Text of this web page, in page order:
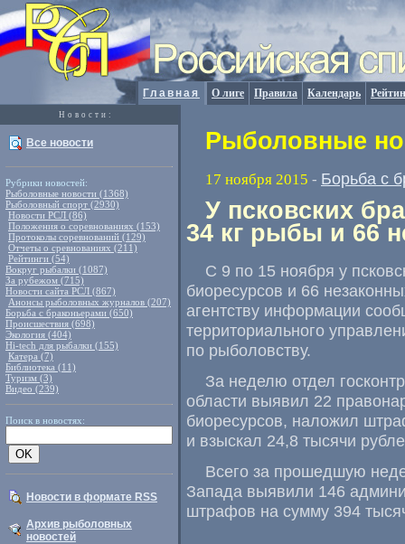
Главная О лиге Правила Календарь
Новости:
Все новости
Рубрики новостей:
Рыболовные новости (1368)
Рыболовный спорт (2930)
Новости РСЛ (86)
Положения о соревнованиях (153)
Протоколы соревнований (129)
Отчеты о сревнованиях (211)
Рейтинги (54)
Вокруг рыбалки (1087)
За рубежом (715)
Новости сайта РСЛ (867)
Анонсы рыболовных журналов (207)
Борьба с браконьерами (650)
Происшествия (698)
Экология (404)
Hi-tech для рыбалки (155)
Катера (7)
Библиотека (11)
Туризм (3)
Видео (239)
Поиск в новостях:
Новости в формате RSS
Архив рыболовных
новостей
Рыболовные
17 ноября 2015 - Борьба с
У псковских
34 кг рыбы и 66
С 9 по 15 ноября у
биоресурсов и 66
агентству информации
территориального
по рыболовству.
За неделю отдел
области выявил 22
биоресурсов, наложил
и взыскал 24,8 тысячи
Всего за прошедшую
Запада выявили 146
штрафов на сумму 394